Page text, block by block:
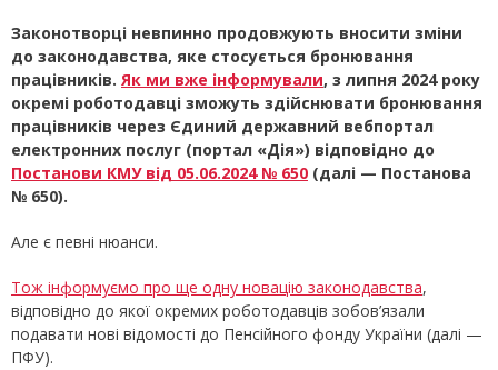
Законотворці невпинно продовжують вносити зміни
до законодавства, яке стосується бронювання
працівників. Як ми вже інформували, з липня 2024 року
окремі роботодавці зможуть здійснювати бронювання
працівників через Єдиний державний вебпортал
електронних послуг (портал «Дія») відповідно до
Постанови КМУ від 05.06.2024 № 650 (далі — Постанова
№ 650).
Але є певні нюанси.
Тож інформуємо про ще одну новацію законодавства,
відповідно до якої окремих роботодавців зобов’язали
подавати нові відомості до Пенсійного фонду України (далі —
ПФУ).